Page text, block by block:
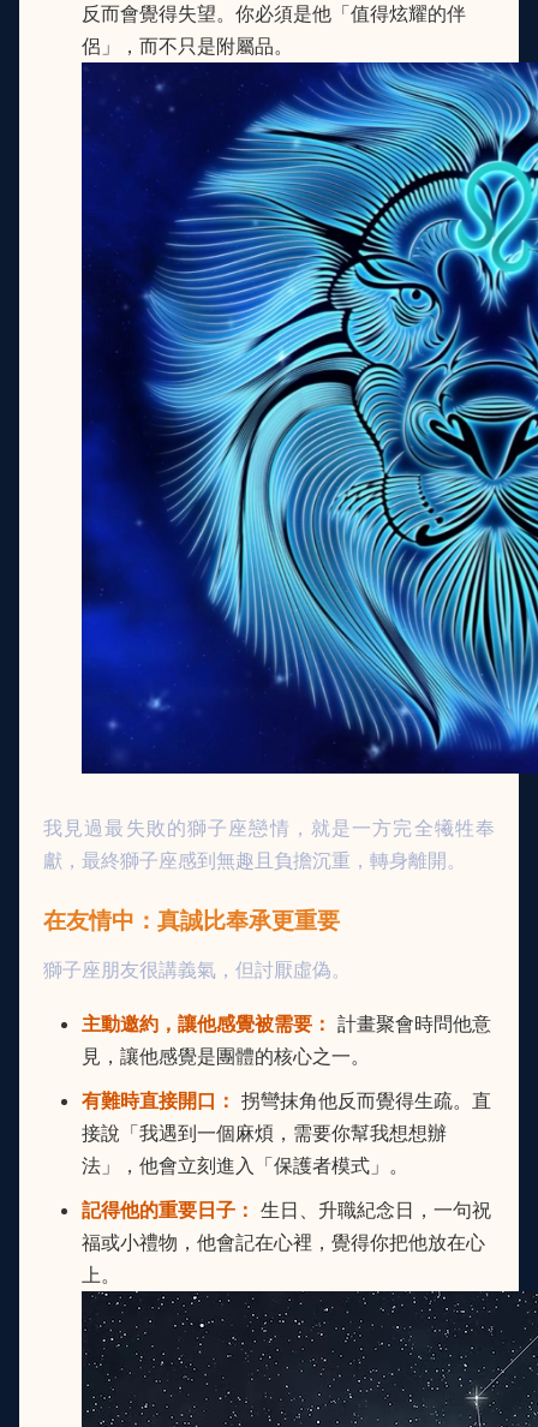
反而會覺得失望。你必須是他「值得炫耀的伴
侶」，而不只是附屬品。
我見過最失敗的獅子座戀情，就是一方完全犧牲奉
獻，最終獅子座感到無趣且負擔沉重，轉身離開。
在友情中：真誠比奉承更重要
獅子座朋友很講義氣，但討厭虛偽。
主動邀約，讓他感覺被需要： 計畫聚會時問他意
見，讓他感覺是團體的核心之一。
有難時直接開口： 拐彎抹角他反而覺得生疏。直
接說「我遇到一個麻煩，需要你幫我想想辦
法」，他會立刻進入「保護者模式」。
記得他的重要日子： 生日、升職紀念日，一句祝
福或小禮物，他會記在心裡，覺得你把他放在心
上。